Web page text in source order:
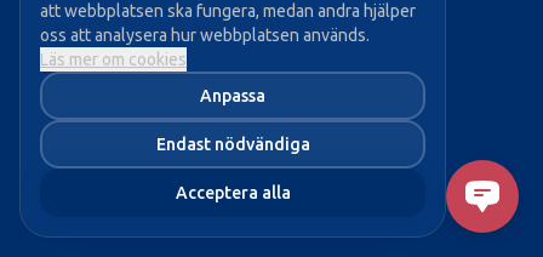
att webbplatsen ska fungera, medan andra hjälper
oss att analysera hur webbplatsen används.
Läs mer om cookies
Anpassa
Endast nödvändiga
Acceptera alla
→ Vår politik
→ Våra politiker
→ Aktuellt